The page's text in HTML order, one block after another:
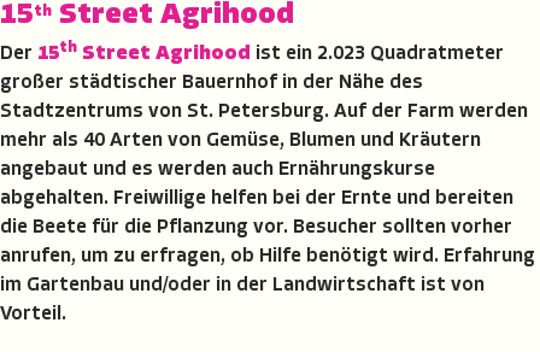
15th Street Agrihood
Der 15th Street Agrihood ist ein 2.023 Quadratmeter
großer städtischer Bauernhof in der Nähe des
Stadtzentrums von St. Petersburg. Auf der Farm werden
mehr als 40 Arten von Gemüse, Blumen und Kräutern
angebaut und es werden auch Ernährungskurse
abgehalten. Freiwillige helfen bei der Ernte und bereiten
die Beete für die Pflanzung vor. Besucher sollten vorher
anrufen, um zu erfragen, ob Hilfe benötigt wird. Erfahrung
im Gartenbau und/oder in der Landwirtschaft ist von
Vorteil.